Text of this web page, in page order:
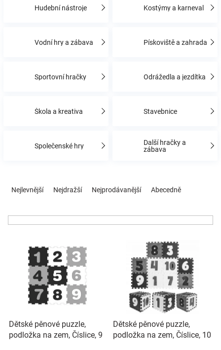
Hračkářství
Hudební nástroje Kostýmy a karneval
Vodní hry a zábava Pískoviště a zahrada
Sportovní hračky Odrážedla a jezdítka
Škola a kreativa Stavebnice
Společenské hry
Další hračky a
zábava
ů
Nejlevnější Nejdražší Nejprodávanější Abecedně
o
d
u
Dětské pěnové puzzle,
podložka na zem, Číslice, 9
Dětské pěnové puzzle,
podložka na zem, Číslice, 10